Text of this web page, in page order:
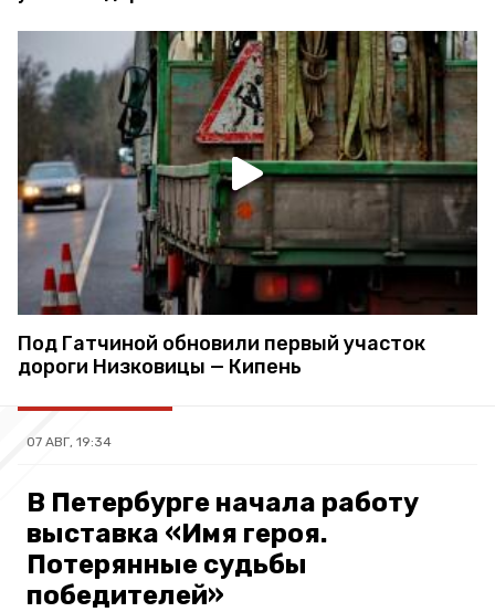
Под Гатчиной обновили первый участок
дороги Низковицы — Кипень
07 АВГ, 19:34
В Петербурге начала работу
выставка «Имя героя.
Потерянные судьбы
победителей»